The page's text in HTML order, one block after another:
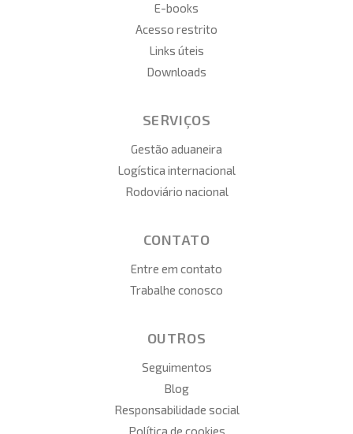
E-books
Acesso restrito
Links úteis
Downloads
SERVIÇOS
Gestão aduaneira
Logística internacional
Rodoviário nacional
CONTATO
Entre em contato
Trabalhe conosco
OUTROS
Seguimentos
Blog
Responsabilidade social